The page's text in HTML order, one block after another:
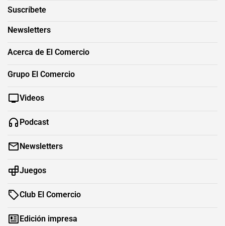
Suscríbete
Newsletters
Acerca de El Comercio
Grupo El Comercio
Videos
Podcast
Newsletters
Juegos
Club El Comercio
Edición impresa